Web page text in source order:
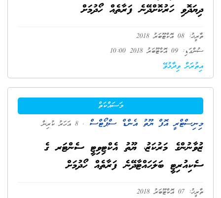
ދިޔަދޮވި ހަރުކޮށްދޭނެ ފަރާތެއް ހޯދުމަށް
ތާރީޚު: 08 އޮކްޓޫބަރު 2018
ސުންގަޑި: 09 އޮކްޓޫބަރު 2018 10:00
އިތުރަށް ވިދާޅުވޭ
މަސައްކަތް
މިނިސްޓްރީ އޮފް ޔޫތު އެންޑް ސްޕޯޓްސް . 8 އަހަރު ކުރިން
ޒުވާނުންގެ މަރުކަޒު، ޔޫތު އެކްޓިވިޓީ ސެންޓަރ ގެ
ސެކިއުރިޓީ ބަލަހައްޓާދޭނެ ފަރާތެއް ހޯދުމަށް
ތާރީޚު: 07 އޮކްޓޫބަރު 2018